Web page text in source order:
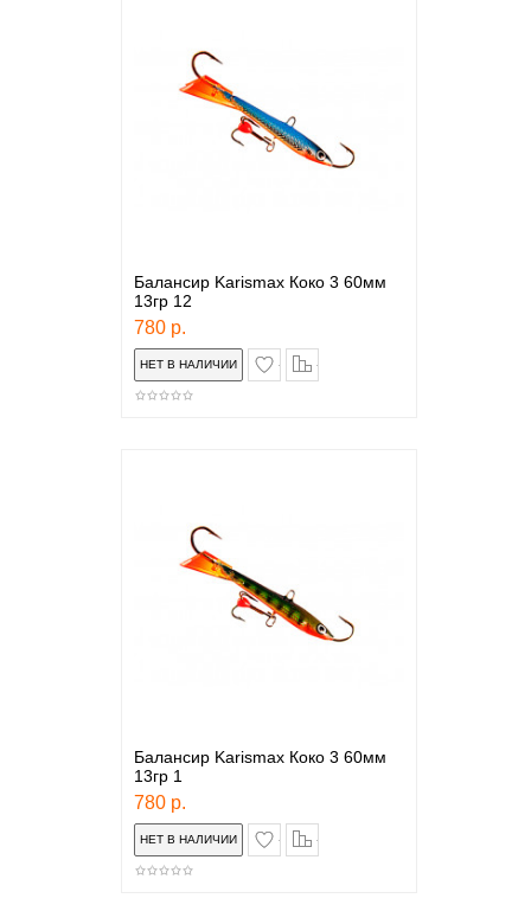
Балансир Karismax Коко 3 60мм
13гр 12
780 р.
в закладки
Балансир Karismax Коко 3 60мм
13гр 1
780 р.
в закладки